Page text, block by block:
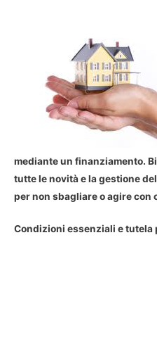
mediante un finanziamento.
tutte le novità e la gestione
per non sbagliare o agire con
Condizioni essenziali e tutela